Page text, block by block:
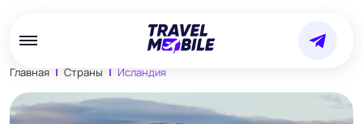
Главная Страны Исландия